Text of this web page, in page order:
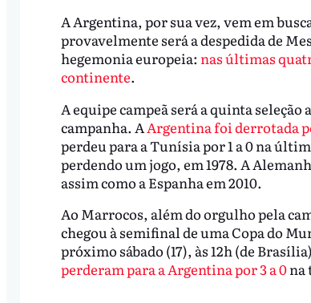
A Argentina, por sua vez, vem em
provavelmente será a despedida de
hegemonia europeia: nas últimas
continente.
A equipe campeã será a quinta
campanha. A Argentina foi derrotada
perdeu para a Tunísia por 1 a 0 na
perdendo um jogo, em 1978. A
assim como a Espanha em 2010.
Ao Marrocos, além do orgulho pela
chegou à semifinal de uma Copa do
próximo sábado (17), às 12h (de
perderam para a Argentina por 3 a 0na